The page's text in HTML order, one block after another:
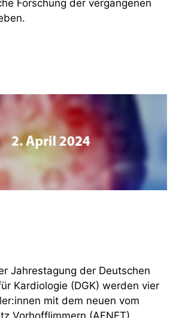
Forschung der vergangenen
Jahrestagung der Deutschen
Kardiologie (DGK) werden vier
mit dem neuen vom